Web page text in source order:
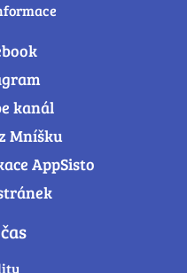
kanál
Mníšku
AppSisto